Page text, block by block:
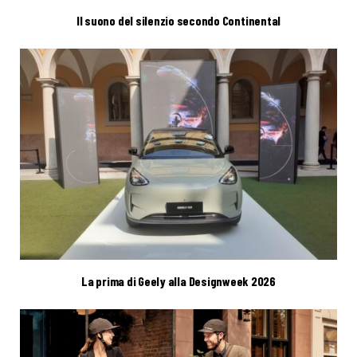
Il suono del silenzio secondo Continental
La prima di Geely alla Designweek 2026